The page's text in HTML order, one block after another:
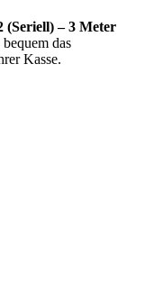
(Seriell) – 3 Meter
das
Kasse.